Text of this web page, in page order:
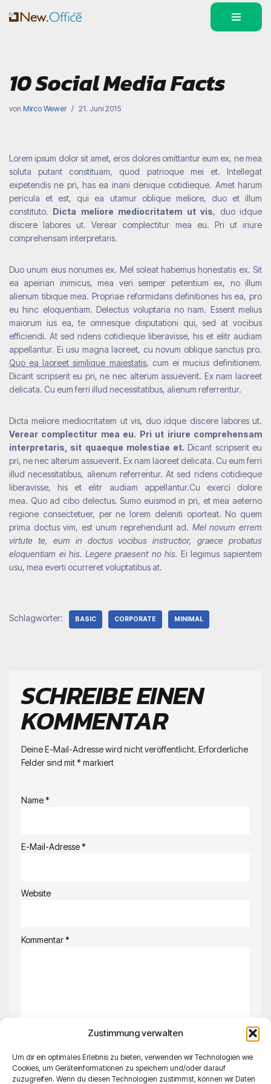
Zustimmung verwalten
Um dir ein optimales Erlebnis zu bieten, verwenden wir Technologien wie
Cookies, um Geräteinformationen zu speichern und/oder darauf
zuzugreifen. Wenn du diesen Technologien zustimmst, können wir Daten
10 Social Media Facts
von Mirco Wewer 21. Juni 2015
Lorem ipsum dolor sit amet, eros dolores omittantur eum ex, ne mea
soluta putant constituam, quod patrioque mei et. Intellegat
expetendis ne pri, has ea inani denique cotidieque. Amet harum
pericula et est, qui ea utamur oblique meliore, duo et illum
constituto. Dicta meliore mediocritatem ut vis, duo idque
discere labores ut. Verear complectitur mea eu. Pri ut iriure
comprehensam interpretaris.
Duo unum eius nonumes ex. Mel soleat habemus honestatis ex. Sit
ea apeirian inimicus, mea veri semper petentium ex, no illum
alienum tibique mea. Propriae reformidans definitiones his ea, pro
eu hinc eloquentiam. Delectus voluptaria no nam. Essent melius
maiorum ius ea, te omnesque disputationi qui, sed at vocibus
efficiendi. At sed ridens cotidieque liberavisse, his et elitr audiam
appellantur. Ei usu magna laoreet, cu novum oblique sanctus pro.
Quo ea laoreet similique maiestatis, cum ei mucius definitionem.
Dicant scripserit eu pri, ne nec alterum assueverit. Ex nam laoreet
delicata. Cu eum ferri illud necessitatibus, alienum referrentur.
Dicta meliore mediocritatem ut vis, duo idque discere labores ut.
Verear complectitur mea eu. Pri ut iriure comprehensam
interpretaris, sit quaeque molestiae et. Dicant scripserit eu
pri, ne nec alterum assueverit. Ex nam laoreet delicata. Cu eum ferri
illud necessitatibus, alienum referrentur. At sed ridens cotidieque
liberavisse, his et elitr audiam appellantur.Cu exerci dolore
mea. Quo ad cibo delectus. Sumo euismod in pri, et mea aeterno
regione consectetuer, per ne lorem deleniti oporteat. No quem
prima doctus vim, est unum reprehendunt ad. Mel novum errem
virtute te, eum in doctus vocibus instructior, graece probatus
eloquentiam ei his. Legere praesent no his. Ei legimus sapientem
usu, mea everti ocurreret voluptatibus at.
Schlagwörter: BASIC CORPORATE MINIMAL
SCHREIBE EINEN
KOMMENTAR
Deine E-Mail-Adresse wird nicht veröffentlicht. Erforderliche
Felder sind mit* markiert
Name*
E-Mail-Adresse*
Website
Kommentar*